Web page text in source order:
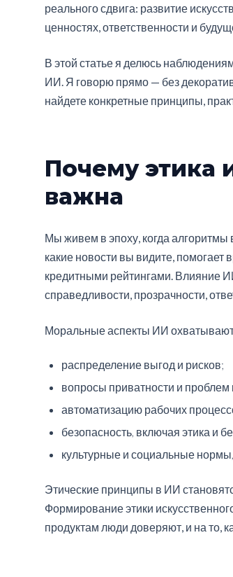
реального сдвига: развитие
ценностях, ответственности и
В этой статье я делюсь
ИИ. Я говорю прямо — без
найдете конкретные принципы,
Почему этика
важна
Мы живем в эпоху, когда алгоритмы
какие новости вы видите, помогает
кредитными рейтингами. Влияние
справедливости, прозрачности,
Моральные аспекты ИИ
распределение выгод и рисков;
вопросы приватности и
автоматизацию рабочих
безопасность, включая этика и
культурные и социальные
Этические принципы в ИИ
Формирование этики
продуктам люди доверяют, и на то,